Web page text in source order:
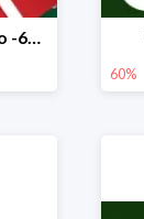
Mega rabaty pod choinkę do -60%
60%